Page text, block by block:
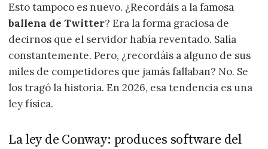
Esto tampoco es nuevo. ¿Recordáis a la famosa
ballena de Twitter? Era la forma graciosa de
decirnos que el servidor había reventado. Salía
constantemente. Pero, ¿recordáis a alguno de sus
miles de competidores que jamás fallaban? No. Se
los tragó la historia. En 2026, esa tendencia es una
ley física.
La ley de Conway: produces software del